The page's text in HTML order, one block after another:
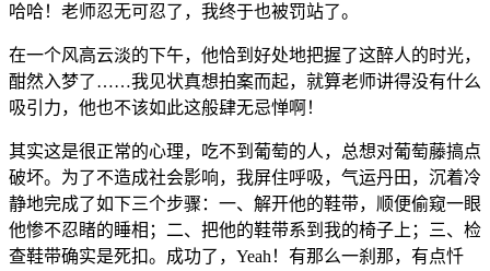
哈哈！老师忍无可忍了，我终于也被罚站了。
在一个风高云淡的下午，他恰到好处地把握了这醉人的时光，
酣然入梦了……我见状真想拍案而起，就算老师讲得没有什么
吸引力，他也不该如此这般肆无忌惮啊！
其实这是很正常的心理，吃不到葡萄的人，总想对葡萄藤搞点
破坏。为了不造成社会影响，我屏住呼吸，气运丹田，沉着冷
静地完成了如下三个步骤：一、解开他的鞋带，顺便偷窥一眼
他惨不忍睹的睡相；二、把他的鞋带系到我的椅子上；三、检
查鞋带确实是死扣。成功了，Yeah！有那么一刹那，有点忏